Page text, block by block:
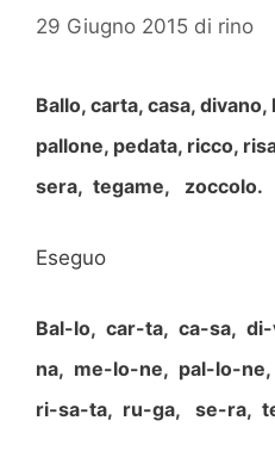
29 Giugno 2015 di rino
Ballo, carta, casa,
pallone, pedata, ricco,
sera, tegame, zoccolo.
Eseguo
Bal-lo, car-ta, ca-sa,
na, me-lo-ne, pal-lo-
ri-sa-ta, ru-ga, se-ra,